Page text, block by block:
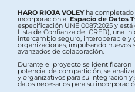
HARO RIOJA VOLEYha completado
incorporación al Espacio de Datos
especificación UNE 0087:2025 y
Lista de Confianza del CRED), una
intercambio seguro, interoperable y
organizaciones, impulsando nuevos
avanzados de colaboración.
Durante el proyecto se identificaron
potencial de compartición, se
y organizativos para su integración
datos necesarios para su